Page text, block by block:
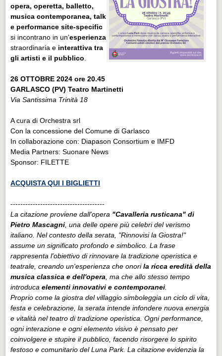
opera, operetta, balletto,
musica contemporanea, talk
e performance site-specific
si incontrano in un’esperienza
straordinaria e interattiva tra
gli artisti e il pubblico
26 OTTOBRE 2024 ore 20.45
GARLASCO (PV) Teatro Martinetti
Via Santissima Trinità 18
A cura di Orchestra srl
Con la concessione del Comune di Garlasco
In collaborazione con: Diapason Consortium e IMFD
Media Partners: Suonare News
Sponsor: FILETTE
ACQUISTA QUI I BIGLIETTI
--------------------------------------
La citazione proviene dall'opera "Cavalleria rusticana" di
Pietro Mascagni , una delle opere più celebri del verismo
italiano. Nel contesto della serata, "Rinnovisi la Giostra!"
assume un significato profondo e simbolico. La frase
rappresenta l'obiettivo di rinnovare la tradizione operistica e
teatrale, creando un'esperienza che onorila ricca eredità della
musica classica e dell'opera , ma che allo stesso tempo
introduca elementi innovativi e contemporanei
Proprio come la giostra del villaggio simboleggia un ciclo di vita,
festa e celebrazione, la serata intende infondere nuova energia
e vitalità nel teatro di tradizione operistica. Ogni performance,
ogni interazione e ogni elemento visivo è pensato per
coinvolgere e stupire il pubblico, facendo risorgere lo spirito
festoso e comunitario del Luna Park. La citazione evidenzia la